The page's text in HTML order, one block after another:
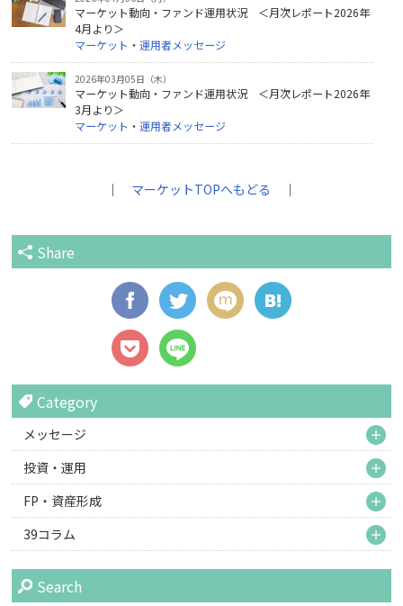
マーケット動向・ファンド運用状況 ＜月次レポート2026年
4月より＞
マーケット ・運用者メッセージ
2026年03月05日（木）
マーケット動向・ファンド運用状況 ＜月次レポート2026年
3月より＞
マーケット ・運用者メッセージ
｜ マーケットTOPへもどる ｜
Share
Category
メッセージ
投資・運用
FP・資産形成
39コラム
Search